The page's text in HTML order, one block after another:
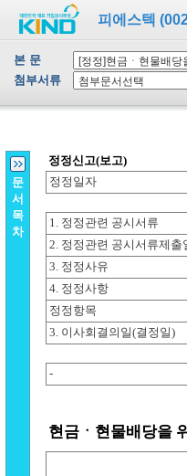
피에스텍
본 문
첨부서류
문
서
목
차